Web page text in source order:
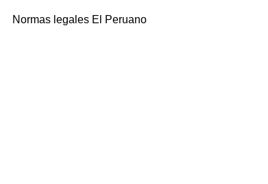
Normas legales El Peruano